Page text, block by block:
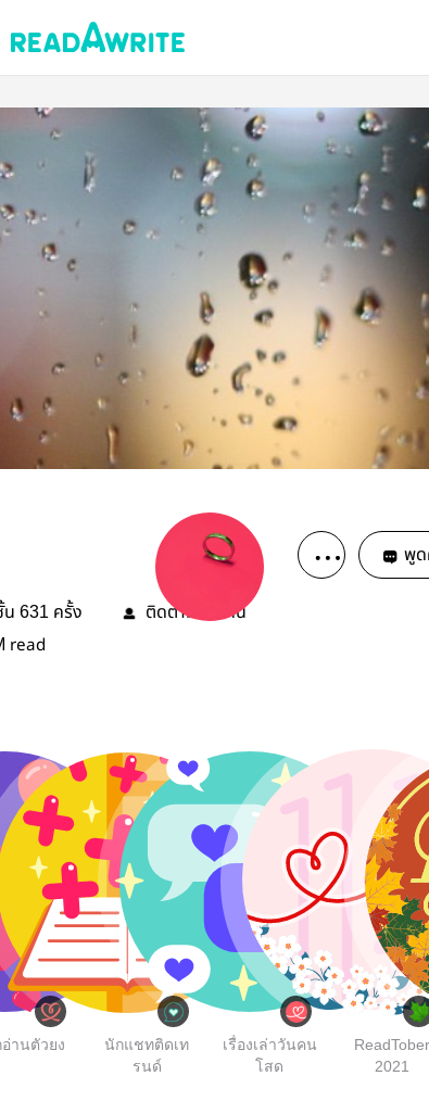
พู
น 631 ครั้ง ติดตาม
คน
read
านตัวยง
นักแชทติดเท
รนด์
เรื่องเล่าวันคน
โสด
ReadTober
2021